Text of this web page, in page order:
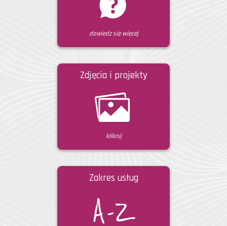
dowiedz się więcej
Zdjęcia i projekty
kliknij
Zakres usług